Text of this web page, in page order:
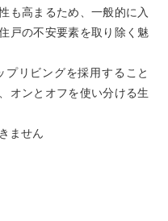
も高まるため、一般的に入
戸の不安要素を取り除く魅
プリビングを採用すること
オンとオフを使い分ける生
ません